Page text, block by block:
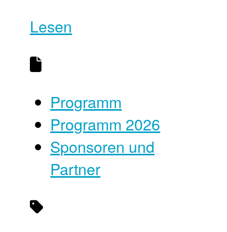
Lesen
Programm
Programm 2026
Sponsoren und
Partner